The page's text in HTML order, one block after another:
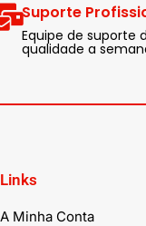
Suporte
Equipe de suporte
qualidade a
Links
A Minha Conta